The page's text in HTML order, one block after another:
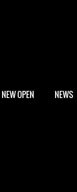
NEW OPEN NEWS